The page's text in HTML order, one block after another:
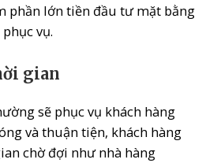
phần lớn tiền đầu tư mặt bằng
vụ.
gian
sẽ phục vụ khách hàng
và thuận tiện, khách hàng
chờ đợi như nhà hàng